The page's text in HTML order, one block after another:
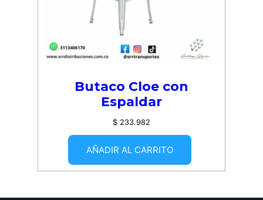
Butaco Cloe con
Espaldar
$ 233.982
AÑADIR AL CARRITO